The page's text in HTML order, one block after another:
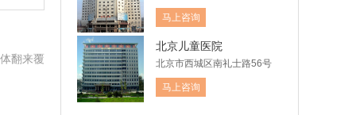
翻来覆
马上咨询
北京儿童医院
北京市西城区南礼士路56号
马上咨询